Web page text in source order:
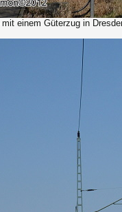
mit einem Güterzug in